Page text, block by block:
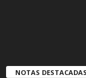
NOTAS DESTACADAS